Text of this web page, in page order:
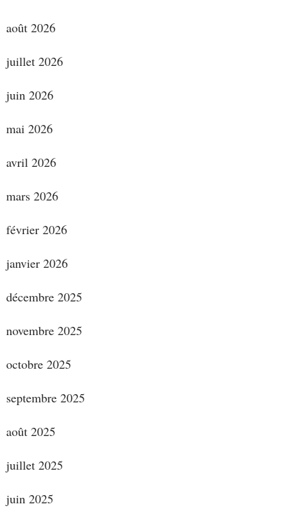
août 2026
juillet 2026
juin 2026
mai 2026
avril 2026
mars 2026
février 2026
janvier 2026
décembre 2025
novembre 2025
octobre 2025
septembre 2025
août 2025
juillet 2025
juin 2025